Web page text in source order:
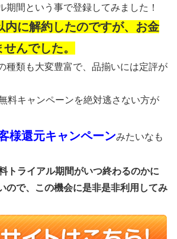
期間という事で登録してみました！
内に解約したのですが、お金
んでした。
種類も大変豊富で、品揃いには定評が
料キャンペーンを絶対逃さない方が
様還元キャンペーンみたいなも
トライアル期間がいつ終わるのかに
ので、この機会に是非是非利用してみ